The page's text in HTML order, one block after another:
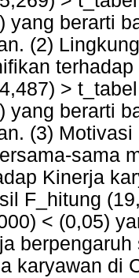
yang berarti
(2)
>
yang berarti
(3)
sama
Kinerja
F_hitung
< (0,05)
karyawan di